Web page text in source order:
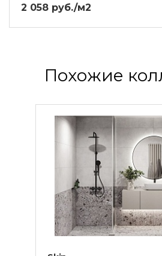
2 058 руб./м2
Похожие